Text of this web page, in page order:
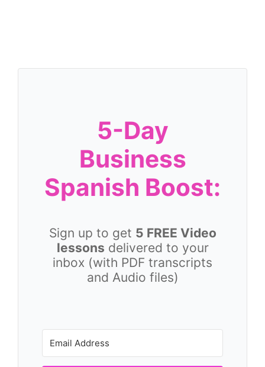
5-Day
Business
Spanish Boost:
Sign up to get 5 FREE Video
lessons delivered to your
inbox (with PDF transcripts
and Audio files)